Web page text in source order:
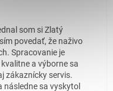
som si Zlatý
povedať, že naživo
Spracovanie je
a výborne sa
zákaznícky servis.
sa vyskytol